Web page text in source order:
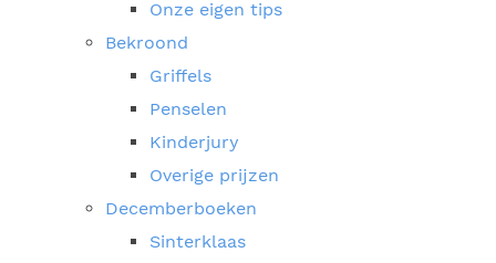
Onze eigen tips
Bekroond
Griffels
Penselen
Kinderjury
Overige prijzen
Decemberboeken
Sinterklaas